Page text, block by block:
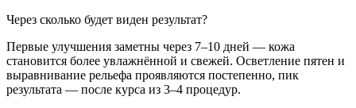
Через сколько будет виден результат?
Первые улучшения заметны через 7–10 дней — кожа
становится более увлажнённой и свежей. Осветление пятен и
выравнивание рельефа проявляются постепенно, пик
результата — после курса из 3–4 процедур.